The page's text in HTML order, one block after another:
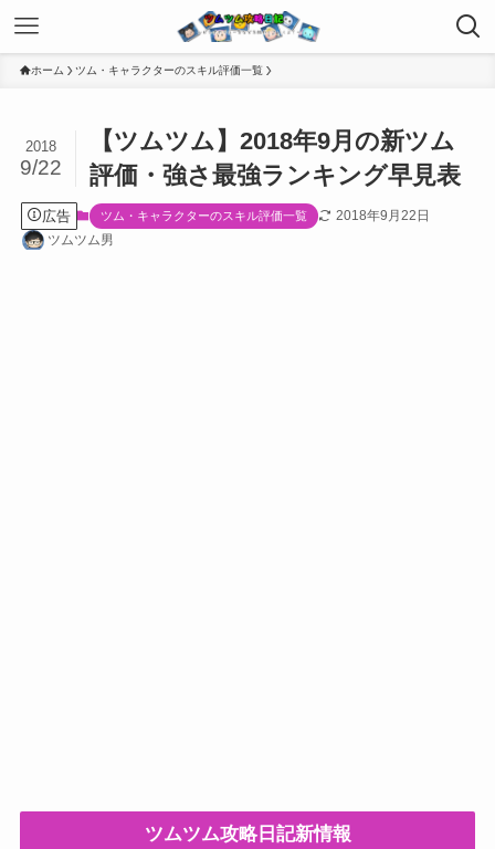
ホーム ツム・キャラクターのスキル評価一覧
【ツムツム】2018年9月の新ツム
評価・強さ最強ランキング早見表
2018
9/22
広告 ツム・キャラクターのスキル評価一覧
2018年9月22日
ツムツム男
ツムツム攻略日記新情報